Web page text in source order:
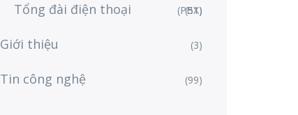
Tổng đài điện thoại (PBX)
(51)
Giới thiệu (3)
Tin công nghệ (99)